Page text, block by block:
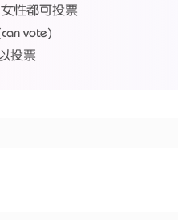
性都可投票
vote)
投票